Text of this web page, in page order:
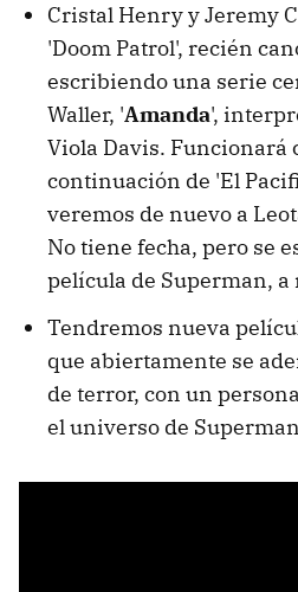
Cristal Henry y Jeremy
'Doom Patrol', recién
escribiendo una serie
Waller, 'Amanda',
Viola Davis. Funcionará
continuación de 'El
veremos de nuevo a
No tiene fecha, pero se
película de Superman,
Tendremos nueva
que abiertamente se
de terror, con un
el universo de